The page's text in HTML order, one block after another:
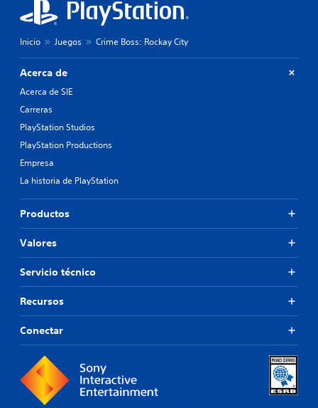
Inicio Juegos Crime Boss: Rockay City
Acerca de
Acerca de SIE
Carreras
PlayStation Studios
PlayStation Productions
Empresa
La historia de PlayStation
Productos
Valores
Servicio técnico
Recursos
Conectar